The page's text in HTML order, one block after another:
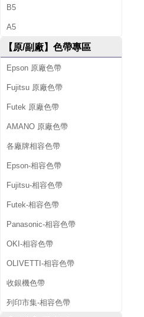
B5
A5
【原/副廠】色帶專區
Epson 原廠色帶
Fujitsu 原廠色帶
Futek 原廠色帶
AMANO 原廠色帶
各廠牌相容色帶
Epson-相容色帶
Fujitsu-相容色帶
Futek-相容色帶
Panasonic-相容色帶
OKI-相容色帶
OLIVETTI-相容色帶
收銀機色帶
列印市集-相容色帶